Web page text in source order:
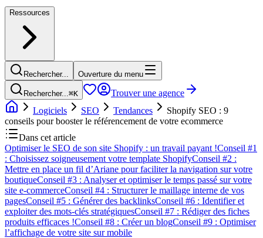
Ressources
Rechercher... Ouverture du menu
Rechercher...⌘K
Trouver une agence
Logiciels
SEO Tendances
Shopify SEO : 9
conseils pour booster le référencement de votre ecommerce
Dans cet article
Optimiser le SEO de son site Shopify : un travail payant !Conseil #1
: Choisissez soigneusement votre template ShopifyConseil #2 :
Mettre en place un fil d’Ariane pour faciliter la navigation sur votre
boutiqueConseil #3 : Analyser et optimiser le temps passé sur votre
site e-commerceConseil #4 : Structurer le maillage interne de vos
pagesConseil #5 : Générer des backlinksConseil #6 : Identifier et
exploiter des mots-clés stratégiquesConseil #7 : Rédiger des fiches
produits efficaces !Conseil #8 : Créer un blogConseil #9 : Optimiser
l’affichage de votre site sur mobile